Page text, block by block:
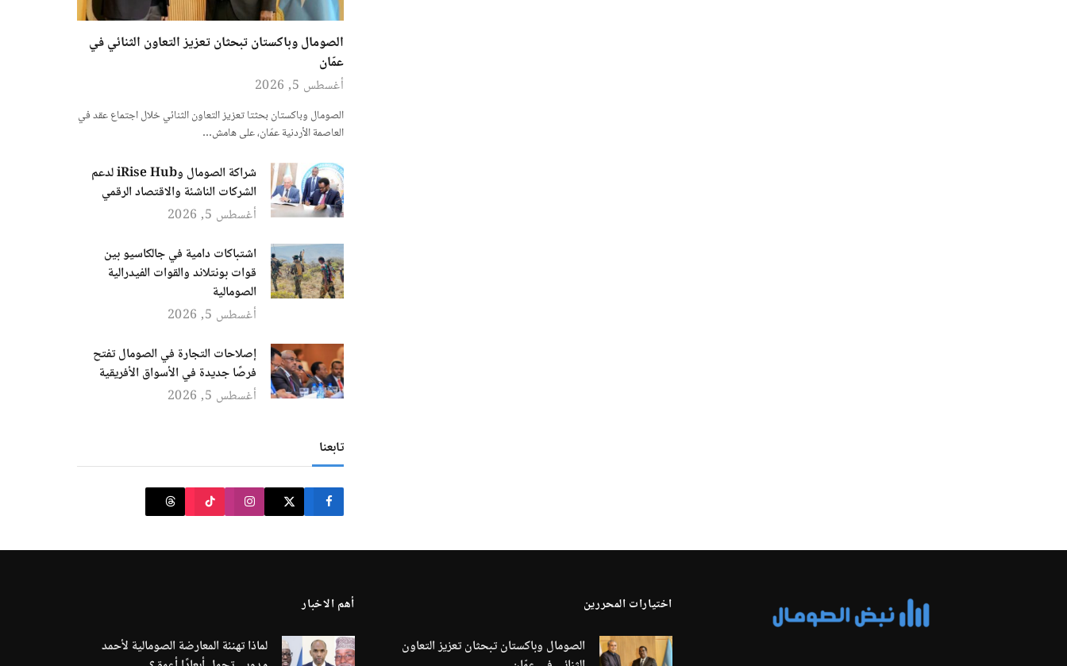
الصومال وباكستان تبحثان تعزيز التعاون الثنائي في
عمّان
أغسطس 5, 2026
الصومال وباكستان بحثتا تعزيز التعاون الثنائي خلال اجتماع عقد في
العاصمة الأردنية عمّان، على هامش…
شراكة الصومال وiRise Hub لدعم
الشركات الناشئة والاقتصاد الرقمي
أغسطس 5, 2026
اشتباكات دامية في جالكاسيو بين
قوات بونتلاند والقوات الفيدرالية
الصومالية
أغسطس 5, 2026
إصلاحات التجارة في الصومال تفتح
فرصًا جديدة في الأسواق الأفريقية
أغسطس 5, 2026
تابعنا
اختيارات المحررين
الصومال وباكستان تبحثان تعزيز التعاون
أهم الاخبار
لماذا تهنئة المعارضة الصومالية لأحمد